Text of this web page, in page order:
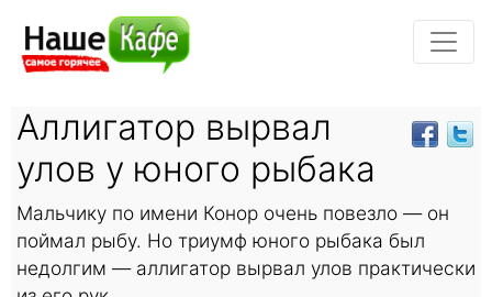
Аллигатор вырвал
улов у юного рыбака
Мальчику по имени Конор очень повезло — он
поймал рыбу. Но триумф юного рыбака был
недолгим — аллигатор вырвал улов практически